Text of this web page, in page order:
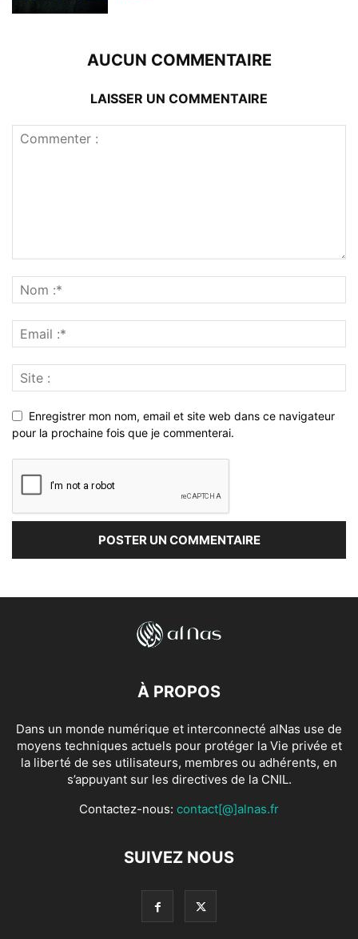
AUCUN COMMENTAIRE
LAISSER UN COMMENTAIRE
Enregistrer mon nom, email et site web dans ce navigateur
pour la prochaine fois que je commenterai.
À PROPOS
Dans un monde numérique et interconnecté alNas use de
moyens techniques actuels pour protéger la Vie privée et
la liberté de ses utilisateurs, membres ou adhérents, en
s’appuyant sur les directives de la CNIL.
Contactez-nous: contact[@]alnas.fr
SUIVEZ NOUS